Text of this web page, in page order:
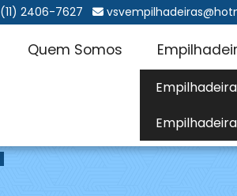
(11) 2406-7627
Quem Somos